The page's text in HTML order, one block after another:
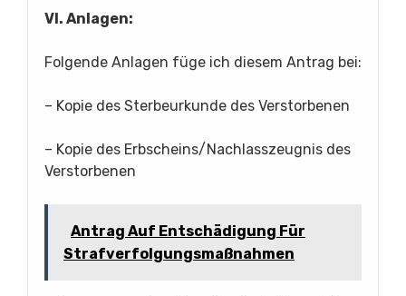
VI. Anlagen:
Folgende Anlagen füge ich diesem Antrag bei:
– Kopie des Sterbeurkunde des Verstorbenen
– Kopie des Erbscheins/Nachlasszeugnis des
Verstorbenen
Antrag Auf Entschädigung Für
Strafverfolgungsmaßnahmen